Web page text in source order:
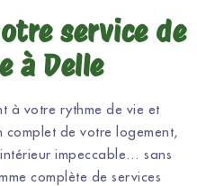
service de
à Delle
à votre rythme de vie et
de votre logement,
impeccable… sans
complète de services